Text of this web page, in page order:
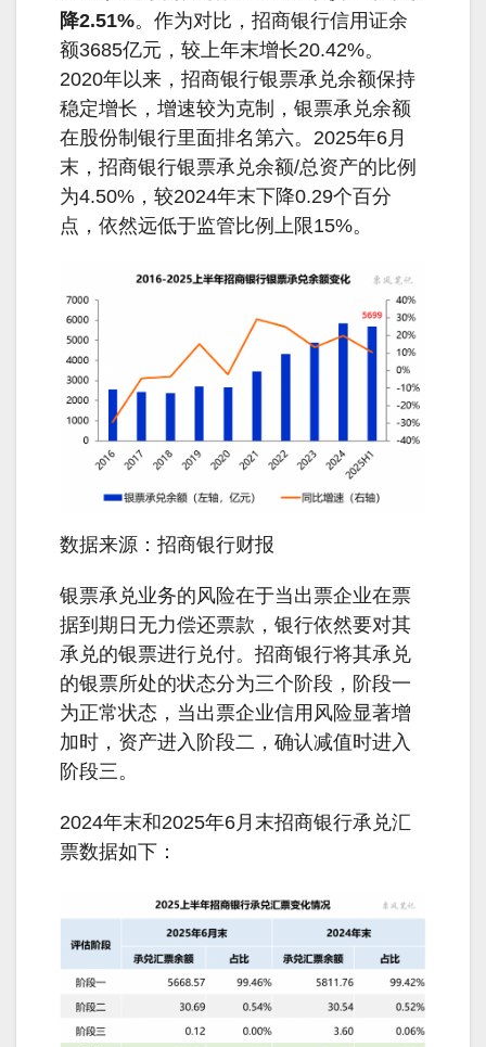
降2.51%。作为对比，招商银行信用证余
额3685亿元，较上年末增长20.42%。
2020年以来，招商银行银票承兑余额保持
稳定增长，增速较为克制，银票承兑余额
在股份制银行里面排名第六。2025年6月
末，招商银行银票承兑余额/总资产的比例
为4.50%，较2024年末下降0.29个百分
点，依然远低于监管比例上限15%。
数据来源：招商银行财报
银票承兑业务的风险在于当出票企业在票
据到期日无力偿还票款，银行依然要对其
承兑的银票进行兑付。招商银行将其承兑
的银票所处的状态分为三个阶段，阶段一
为正常状态，当出票企业信用风险显著增
加时，资产进入阶段二，确认减值时进入
阶段三。
2024年末和2025年6月末招商银行承兑汇
票数据如下：